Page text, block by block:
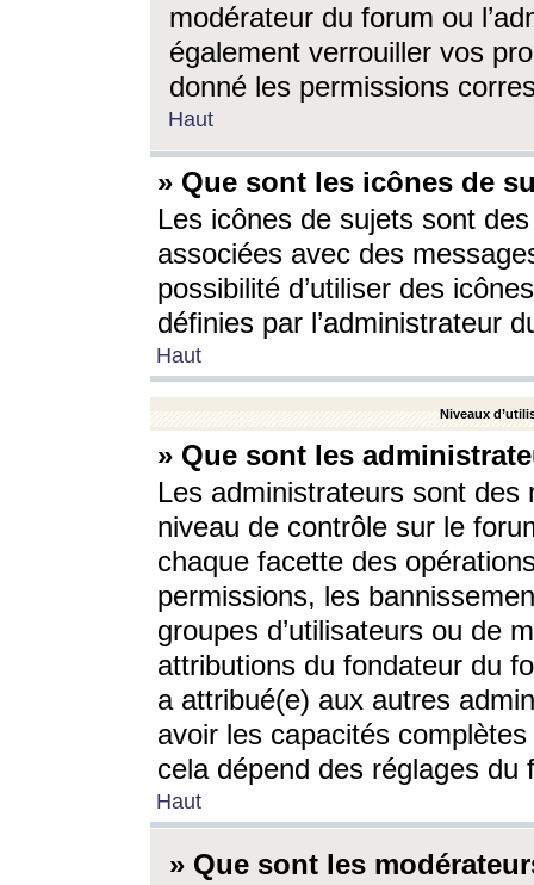
modérateur du forum ou
également verrouiller vos
donné les permissions
Haut
» Que sont les icônes de
Les icônes de sujets sont
associées avec des
possibilité d’utiliser des
définies par l’administrateur
Haut
Niveaux
» Que sont les
Les administrateurs sont
niveau de contrôle sur le
chaque facette des
permissions, les
groupes d’utilisateurs ou de
attributions du fondateur du
a attribué(e) aux autres
avoir les capacités
cela dépend des réglages du
Haut
» Que sont les